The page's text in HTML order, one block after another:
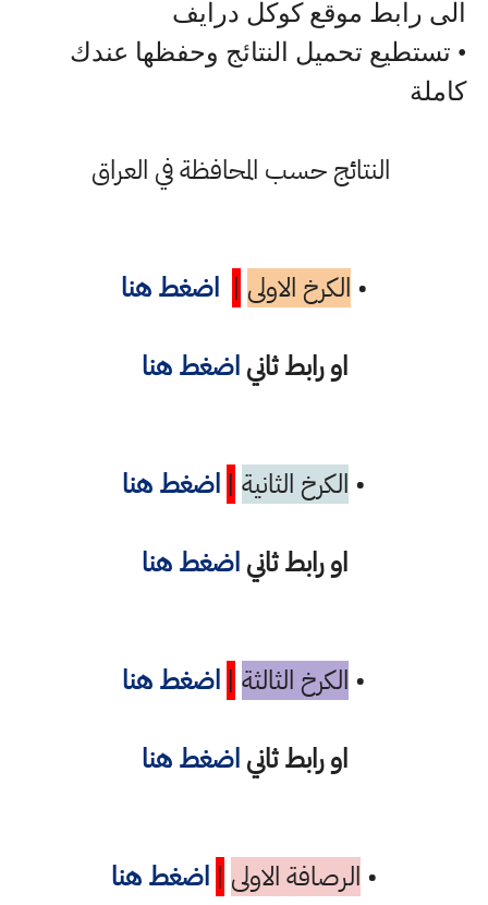
الى رابط موقع كوكل درايف
• تستطيع تحميل النتائج وحفظها عندك
كاملة
النتائج حسب المحافظة في العراق
• الكرخ الاولى | اضغط هنا
او رابط ثانياضغط هنا
• الكرخ الثانية | اضغط هنا
او رابط ثاني اضغط هنا
• الكرخ الثالثة | اضغط هنا
او رابط ثاني اضغط هنا
• الرصافة الاولى | اضغط هنا